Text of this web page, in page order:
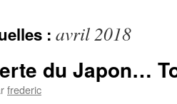
: avril 2018
du Japon…
frederic